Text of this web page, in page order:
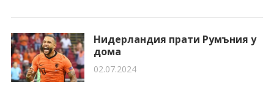
Нидерландия прати Румъния у
дома
02.07.2024